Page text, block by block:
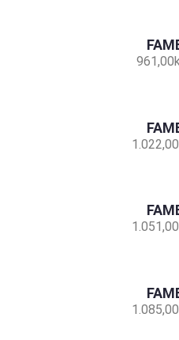
961,00
1.022,00
1.051,00
1.085,00